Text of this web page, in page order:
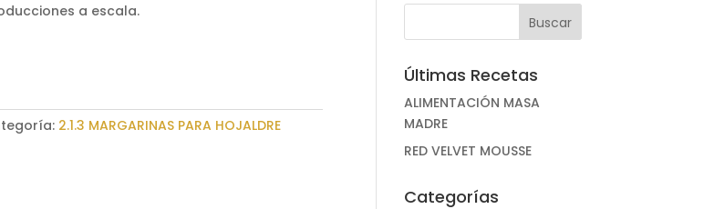
a escala.
2.1.3 MARGARINAS PARA HOJALDRE
Últimas Recetas
ALIMENTACIÓN MASA
MADRE
RED VELVET MOUSSE
Categorías